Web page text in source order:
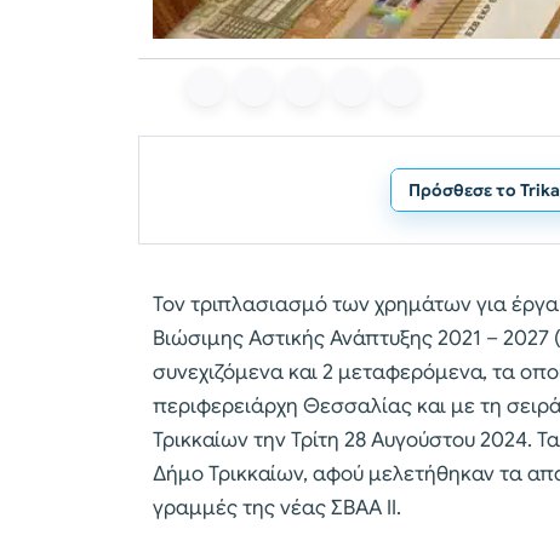
Πρόσθεσε το
Τον τριπλασιασμό των χρημάτων για
Βιώσιμης Αστικής Ανάπτυξης 2021 – 2027
συνεχιζόμενα και 2 μεταφερόμενα, τα
περιφερειάρχη Θεσσαλίας και με τη
Τρικκαίων την Τρίτη 28 Αυγούστου 2024.
Δήμο Τρικκαίων, αφού μελετήθηκαν τα
γραμμές της νέας ΣΒΑΑ ΙΙ.